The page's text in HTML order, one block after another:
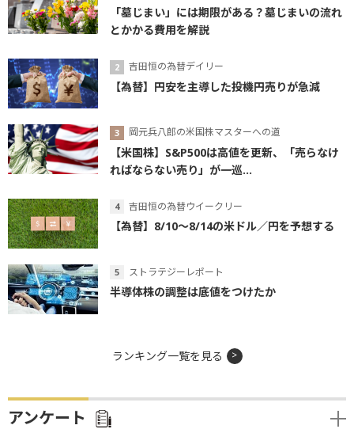
「墓じまい」には期限がある？墓じまいの流れ
とかかる費用を解説
吉田恒の為替デイリー
【為替】円安を主導した投機円売りが急減
岡元兵八郎の米国株マスターへの道
【米国株】S&P500は高値を更新、「売らなけ
ればならない売り」が一巡...
吉田恒の為替ウイークリー
【為替】8/10～8/14の米ドル／円を予想する
ストラテジーレポート
半導体株の調整は底値をつけたか
ランキング一覧を見る
アンケート